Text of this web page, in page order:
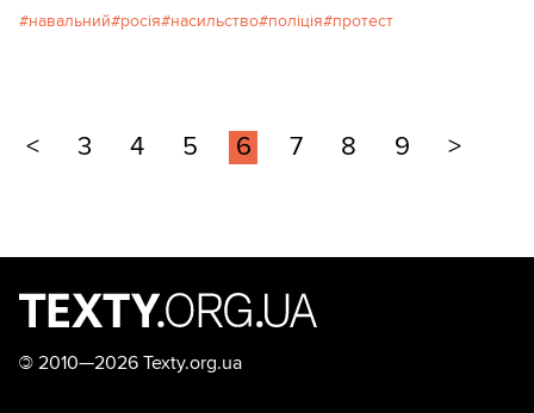
навальний росія насильство поліція протест
< 3 4 5 6 7 8 9 >
© 2010—2026 Texty.org.ua